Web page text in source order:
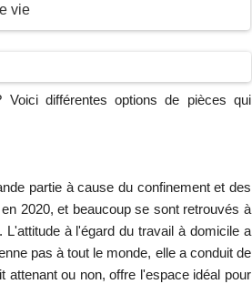
vie
Voici différentes options de pièces qui
partie à cause du confinement et des
2020, et beaucoup se sont retrouvés à
à l'égard du travail à domicile a
pas à tout le monde, elle a conduit de
attenant ou non, offre l'espace idéal pour